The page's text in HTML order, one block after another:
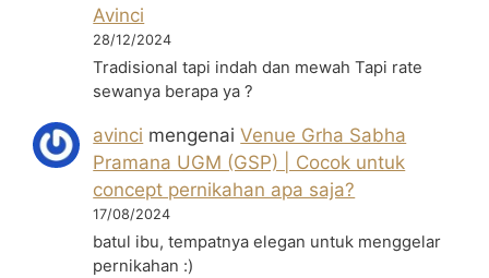
Avinci
28/12/2024
Tradisional tapi indah dan mewah Tapi rate
sewanya berapa ya ?
avinci mengenaiVenue Grha Sabha
Pramana UGM (GSP) | Cocok untuk
concept pernikahan apa saja?
17/08/2024
batul ibu, tempatnya elegan untuk menggelar
pernikahan :)